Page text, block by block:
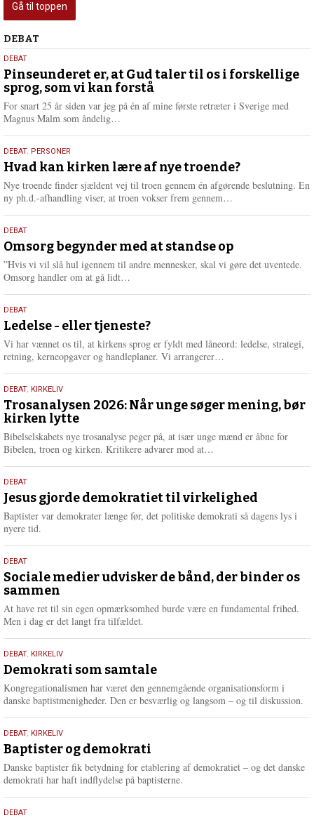
Gå til toppen
Debat
DEBAT
5.
august
2026
DEBAT
Pinseunderet er, at Gud taler til os i forskellige
sprog, som vi kan forstå
For snart 25 år siden var jeg på én af mine første retræter i Sverige med
Magnus Malm som åndelig…
e
r
e
25.
juli
2026
DEBAT, PERSONER
Hvad kan kirken lære af nye troende?
Nye troende finder sjældent vej til troen gennem én afgørende beslutning. En
ny ph.d.-afhandling viser, at troen vokser frem gennem…
e
r
e
9.
juli
2026
DEBAT
Omsorg begynder med at standse op
”Hvis vi vil slå hul igennem til andre mennesker, skal vi gøre det uventede.
Omsorg handler om at gå lidt…
e
r
e
10.
juni
2026
DEBAT
Ledelse - eller tjeneste?
Vi har vænnet os til, at kirkens sprog er fyldt med låneord: ledelse, strategi,
retning, kerneopgaver og handleplaner. Vi arrangerer…
e
2.
juni
2026
DEBAT, KIRKELIV
Trosanalysen 2026: Når unge søger mening, bør
kirken lytte
Bibelselskabets nye trosanalyse peger på, at især unge mænd er åbne for
Bibelen, troen og kirken. Kritikere advarer mod at…
e
r
18.
maj
2026
DEBAT
Jesus gjorde demokratiet til virkelighed
Baptister var demokrater længe før, det politiske demokrati så dagens lys i
nyere tid.
18.
maj
2026
DEBAT
Sociale medier udvisker de bånd, der binder os
sammen
At have ret til sin egen opmærksomhed burde være en fundamental frihed.
Men i dag er det langt fra tilfældet.
18.
maj
2026
DEBAT, KIRKELIV
Demokrati som samtale
Kongregationalismen har været den gennemgående organisationsform i
danske baptistmenigheder. Den er besværlig og langsom – og til diskussion.
18.
maj
2026
DEBAT, KIRKELIV
Baptister og demokrati
Danske baptister fik betydning for etablering af demokratiet – og det danske
demokrati har haft indflydelse på baptisterne.
18.
DEBAT